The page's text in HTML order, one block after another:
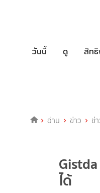
วันนี้ ดู สิท
อ่าน ข่าว ข่
ได้